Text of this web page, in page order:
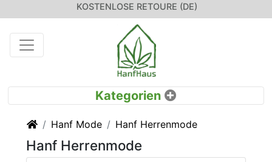
KOSTENLOSE RETOURE (DE)
Startseite
Hanf Mode Hanf Herrenmode
Hanf Herrenmode